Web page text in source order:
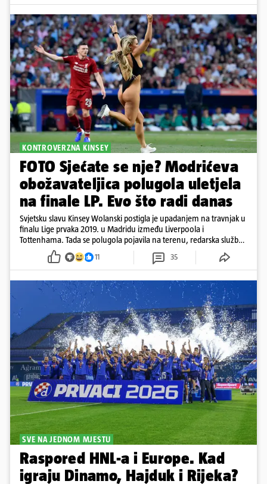
KONTROVERZNA KINSEY
FOTO Sjećate se nje? Modrićeva
obožavateljica polugola uletjela
na finale LP. Evo što radi danas
Svjetsku slavu Kinsey Wolanski postigla je upadanjem na travnjak u
finalu Lige prvaka 2019. u Madridu između Liverpoola i
Tottenhama. Tada se polugola pojavila na terenu, redarska služba
ju je lovila po travnjaku, a njezine fotografije obišle su svijet.
11 35
SVE NA JEDNOM MJESTU
Raspored HNL-a i Europe. Kad
igraju Dinamo, Hajduk i Rijeka?